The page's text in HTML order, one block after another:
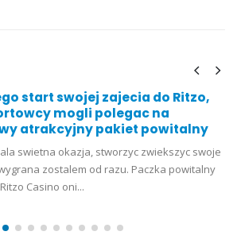
100 percent free Casino games
Favorite Gambling enterprisesWithdrawing
Roulette The newest HTML5 configurations
you tons properly in my browser,...